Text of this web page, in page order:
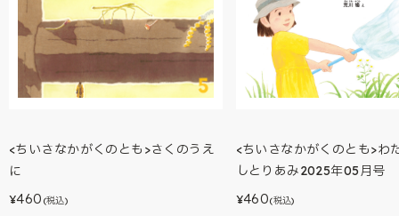
<ちいさなかがくのとも>さくのうえ
に
¥460 (税込)
<ちいさなかがくのとも>わ
しとりあみ2025年05月号
¥460(税込)